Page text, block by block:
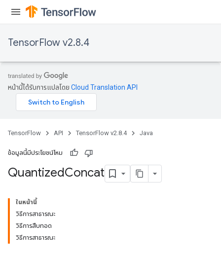
TensorFlow v2.8.4
หน้านี้ได้รับการแปลโดย Cloud Translation API
TensorFlow API TensorFlow v2.8.4 Java
ข้อมูลนี้มีประโยชน์ไหม
QuantizedConcat
ในหน้านี้
วิธีการสาธารณะ
วิธีการสืบทอด
วิธีการสาธารณะ